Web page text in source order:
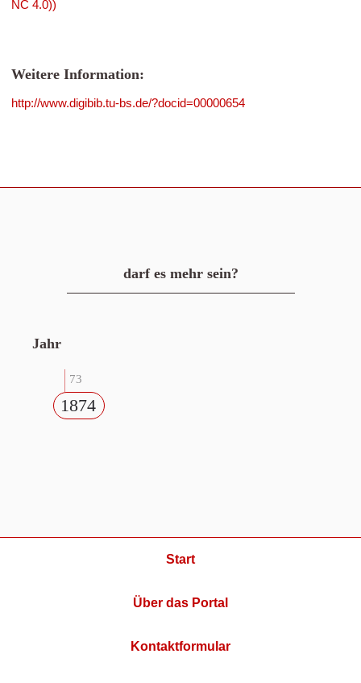
NC 4.0))
Weitere Information:
http://www.digibib.tu-bs.de/?docid=00000654
darf es mehr sein?
Jahr
73
1874
Start
Über das Portal
Kontaktformular